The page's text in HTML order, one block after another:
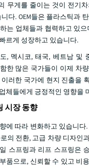
무게를 줄이는 것이 전기
다. OEM들은 플라스틱과
는 업체들과 협력하고 있
르게 성장하고 있습니다.
, 멕시코, 태국, 베트남 및
한 많은 국가들이 이제 차
러한 국가에 현지 진출을
체들에게 긍정적인 영향을
시장 동향
에 따라 변화하고 있습니다
의 전환, 고급 차량 디자인
스프링과 리프 스프링은
품으로, 신뢰할 수 있고 비